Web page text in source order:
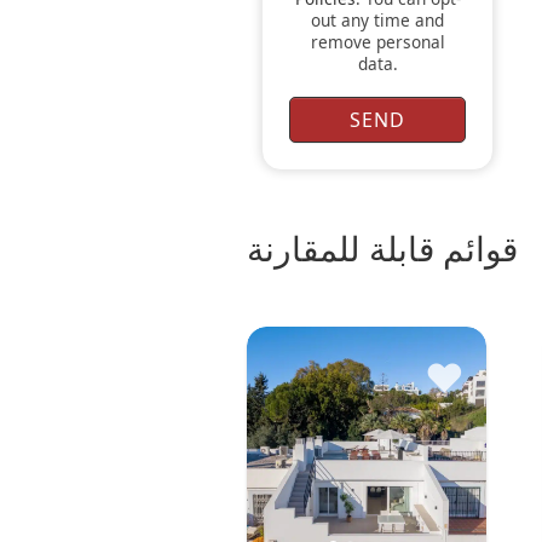
out any time and
remove personal
data.
قوائم قابلة للمقارنة
♥